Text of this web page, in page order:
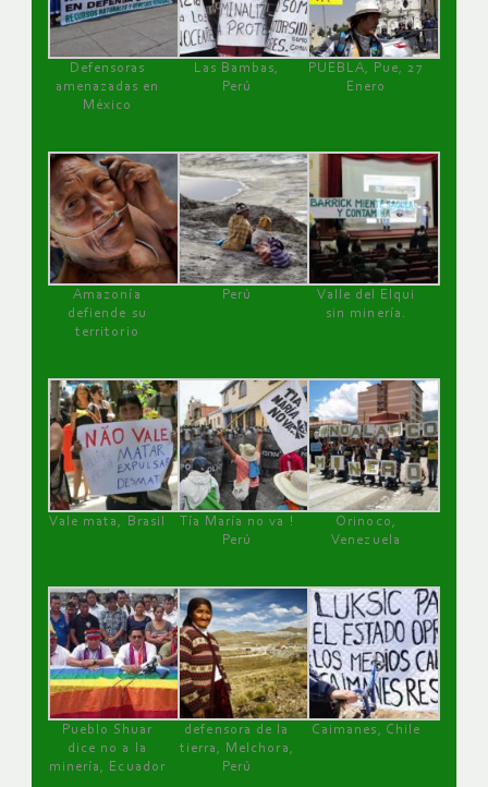
Defensoras
amenazadas en
México
Las Bambas,
Perú
PUEBLA, Pue, 27
Enero
Amazonía
defiende su
territorio
Perú
Valle del Elqui
sin minería.
Vale mata, Brasil
Tía María no va !
Perú
Orinoco,
Venezuela
Pueblo Shuar
dice no a la
minería, Ecuador
defensora de la
tierra, Melchora,
Perú
Caimanes, Chile